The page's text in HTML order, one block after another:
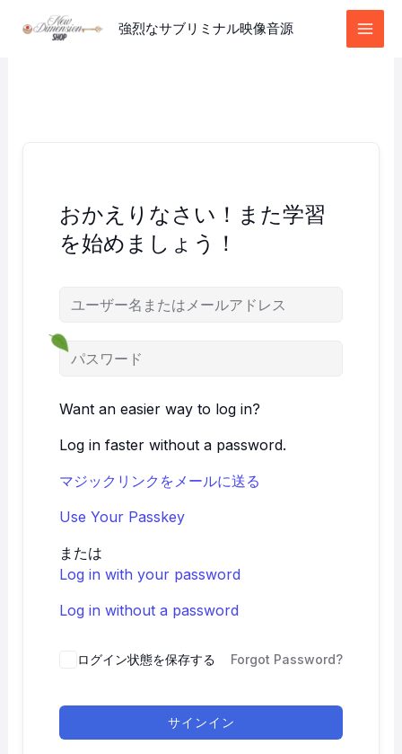
強烈なサブリミナル映像音源
おかえりなさい！また学習
を始めましょう！
Want an easier way to log in?
Log in faster without a password.
マジックリンクをメールに送る
Use Your Passkey
または
Log in with your password
Log in without a password
ログイン状態を保存する Forgot Password?
サインイン